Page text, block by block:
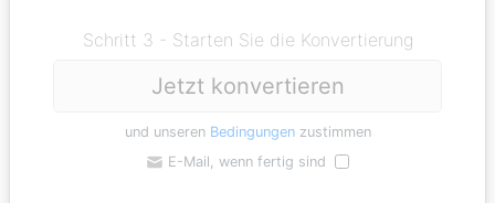
Schritt 3 - Starten Sie die Konvertierung
Jetzt konvertieren
und unseren Bedingungenzustimmen
E-Mail, wenn fertig sind